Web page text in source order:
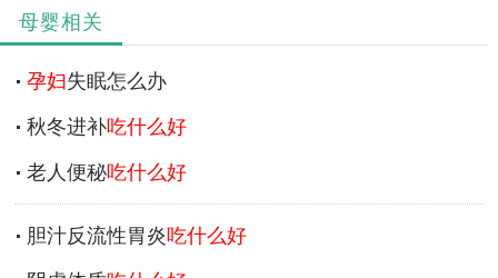
母婴相关
孕妇失眠怎么办
秋冬进补吃什么好
老人便秘吃什么好
胆汁反流性胃炎吃什么好